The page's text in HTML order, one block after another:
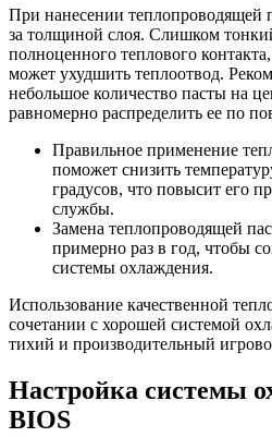
При нанесении теплопроводящей
за толщиной слоя. Слишком
полноценного теплового
может ухудшить теплоотвод.
небольшое количество пасты на
равномерно распределить ее по
Правильное применение
поможет снизить
градусов, что повысит его
службы.
Замена теплопроводящей
примерно раз в год, чтобы
системы охлаждения.
Использование качественной
сочетании с хорошей системой
тихий и производительный
Настройка системы
BIOS